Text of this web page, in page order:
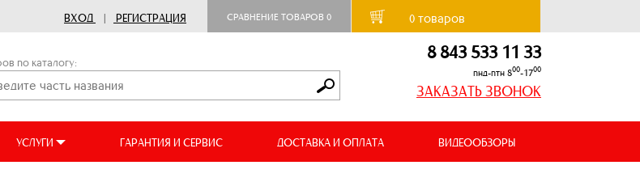
ВХОД | РЕГИСТРАЦИЯ СРАВНЕНИЕ ТОВАРОВ 0 0товаров
по каталогу: 8 843 533 11 33
пнд-птн 800-1700
ЗАКАЗАТЬ ЗВОНОК
УСЛУГИ ГАРАНТИЯ И СЕРВИС ДОСТАВКА И ОПЛАТА ВИДЕООБЗОРЫ